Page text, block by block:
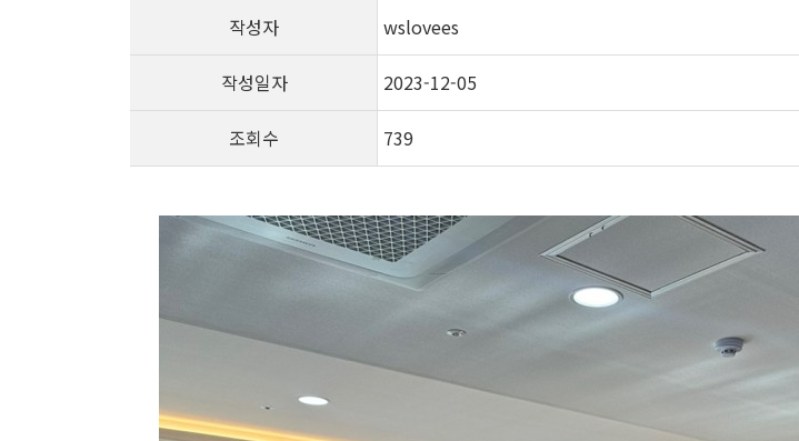
작성자 wslovees
작성일자 2023-12-05
조회수 739